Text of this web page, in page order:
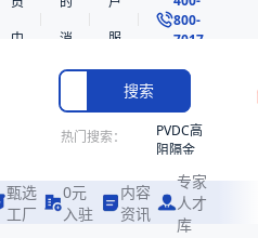
中
消
息
服
务
800-
7017
搜索
热门搜索：
PVDC高
阻隔金
共挤热
收缩袋
甄选
工厂
0元
入驻
内容
资讯
专家
人才
库